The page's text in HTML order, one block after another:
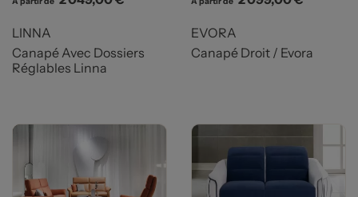
LINNA
Canapé Avec Dossiers
Réglables Linna
EVORA
Canapé Droit / Evora